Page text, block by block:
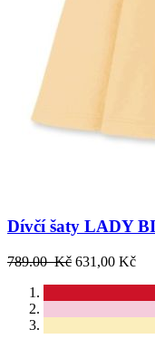
Dívčí šaty LADY
789.00 Kč 631,00 Kč